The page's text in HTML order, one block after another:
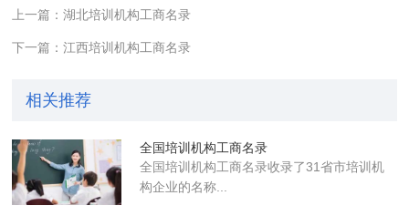
上一篇：湖北培训机构工商名录
下一篇：江西培训机构工商名录
相关推荐
全国培训机构工商名录
全国培训机构工商名录收录了31省市培训机
构企业的名称...